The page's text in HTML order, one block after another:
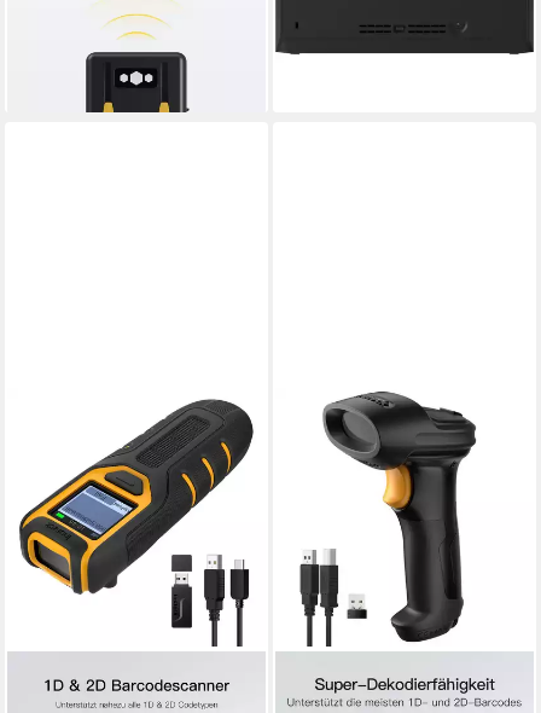
lieferbar - in 3-4 Werktagen bei dir
-22%